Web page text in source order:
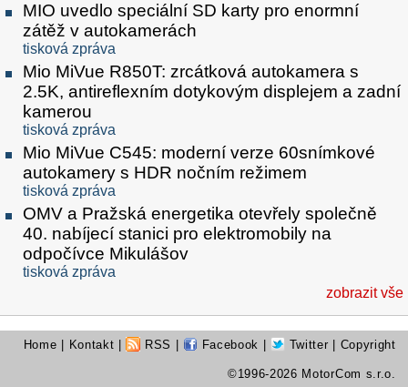
MIO uvedlo speciální SD karty pro enormní
zátěž v autokamerách
tisková zpráva
Mio MiVue R850T: zrcátková autokamera s
2.5K, antireflexním dotykovým displejem a zadní
kamerou
tisková zpráva
Mio MiVue C545: moderní verze 60snímkové
autokamery s HDR nočním režimem
tisková zpráva
OMV a Pražská energetika otevřely společně
40. nabíjecí stanici pro elektromobily na
odpočívce Mikulášov
tisková zpráva
zobrazit vše
Home | Kontakt | RSS | Facebook | Twitter | Copyright
©1996-2026 MotorCom s.r.o.